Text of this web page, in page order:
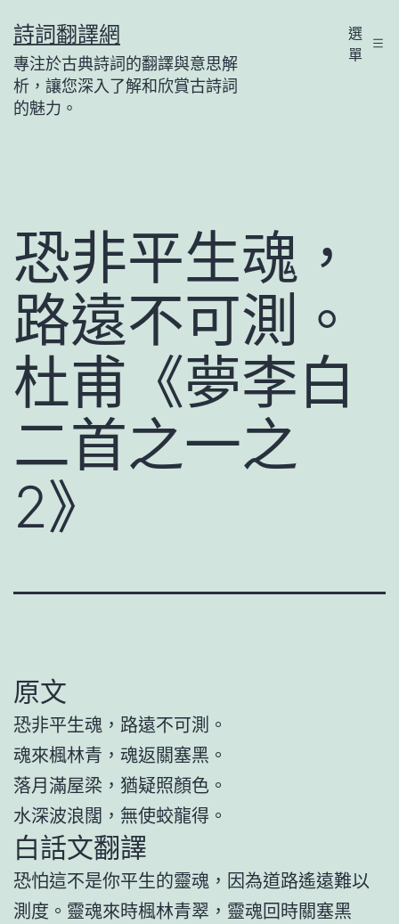
至
主
要
詩詞翻譯網
專注於古典詩詞的翻譯與意思解
析，讓您深入了解和欣賞古詩詞
的魅力。
選
單
恐非平生魂，
路遠不可測。
杜甫《夢李白
二首之一之
2》
原文
恐非平生魂，路遠不可測。
魂來楓林青，魂返關塞黑。
落月滿屋梁，猶疑照顏色。
水深波浪闊，無使蛟龍得。
白話文翻譯
恐怕這不是你平生的靈魂，因為道路遙遠難以
測度。靈魂來時楓林青翠，靈魂回時關塞黑